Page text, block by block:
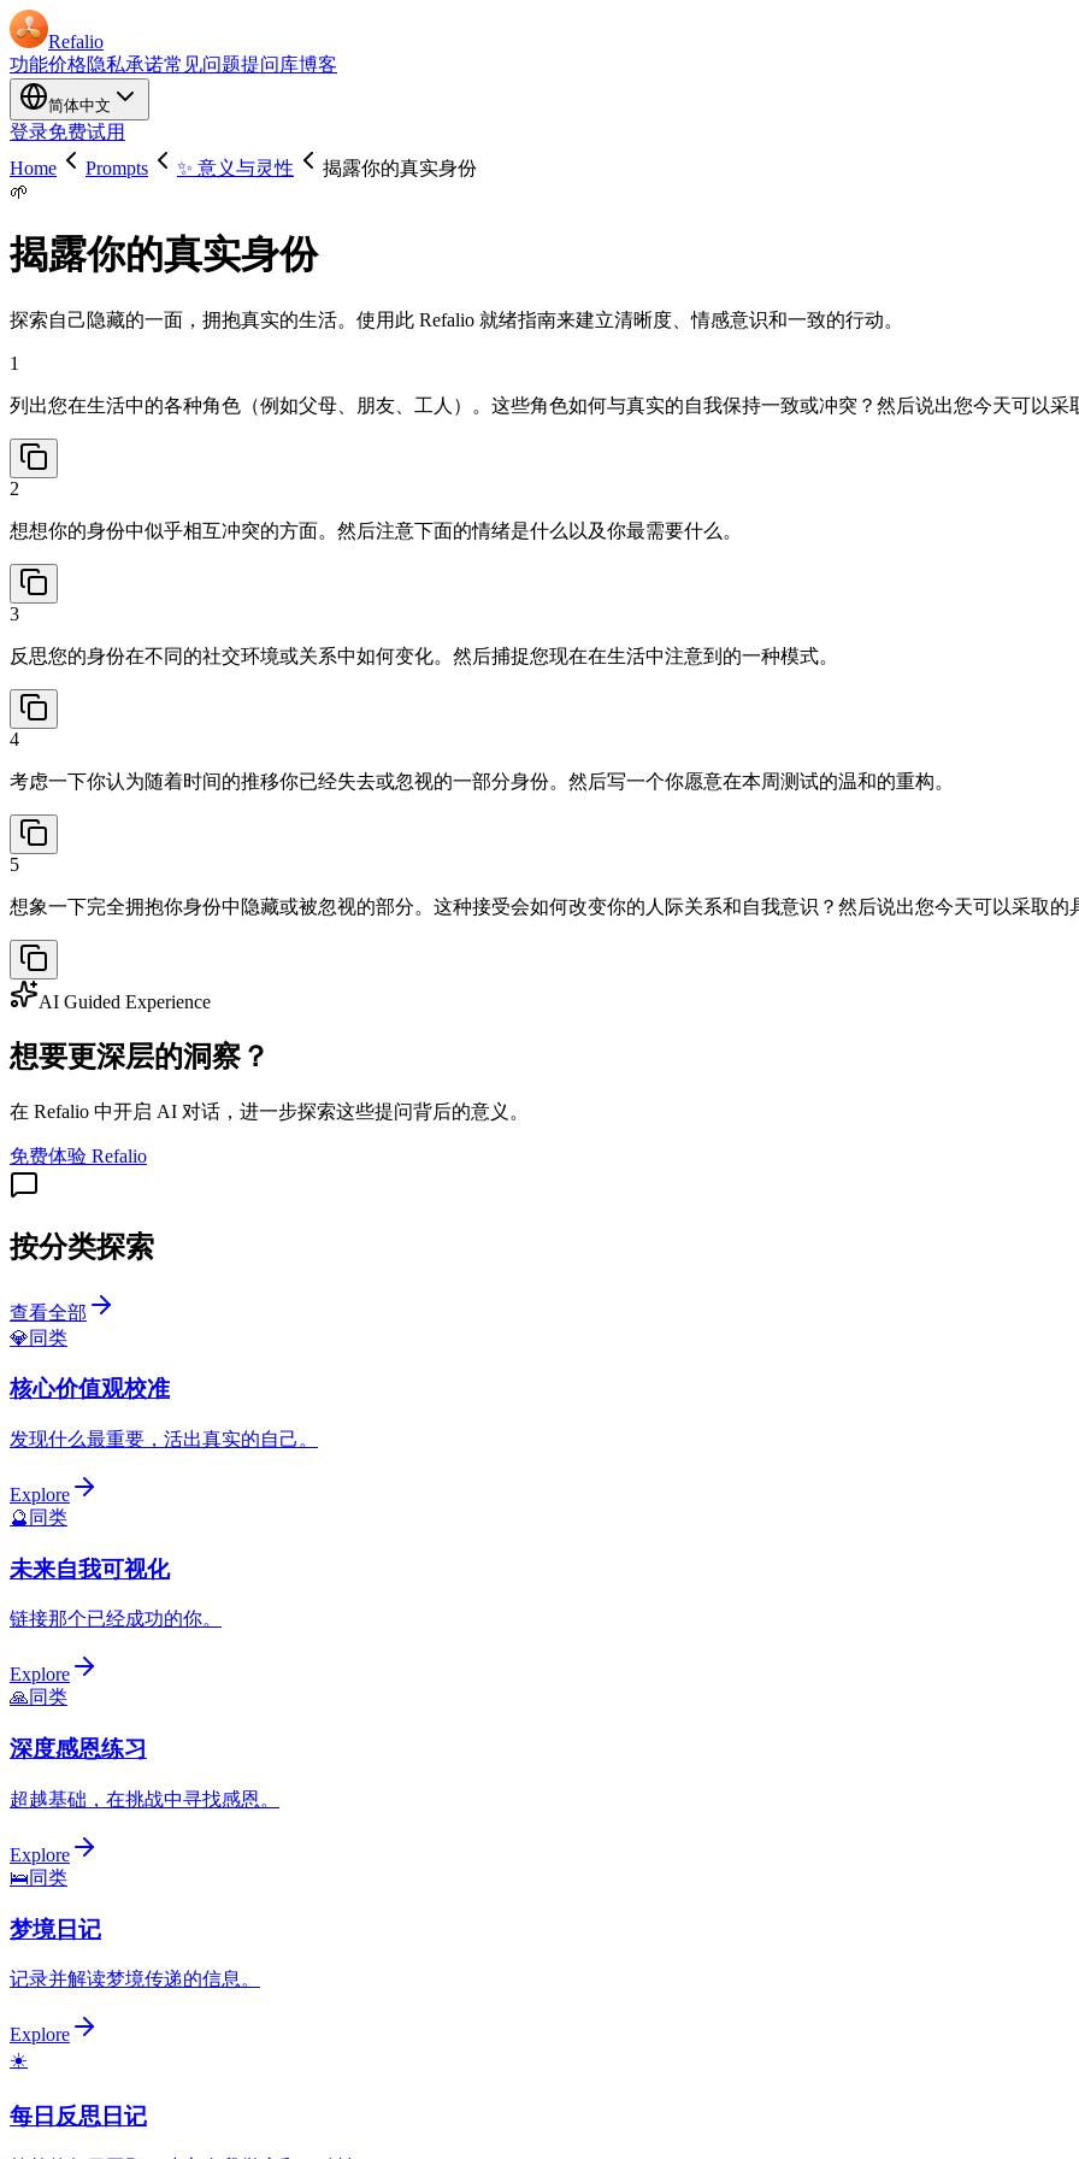
Refalio
功能价格隐私承诺常见问题提问库博客
简体中文
登录免费试用
Home
Prompts ✨ 意义与灵性
揭露你的真实身份
🌱
揭露你的真实身份
探索自己隐藏的一面，拥抱真实的生活。使用此 Refalio 就绪指南来建立清晰度、情感意识和一致的行动。
1
列出您在生活中的各种角色（例如父母、朋友、工人）。这些角色如何与真实的自我保持一致或冲突？然后说出您今天可以采
2
想想你的身份中似乎相互冲突的方面。然后注意下面的情绪是什么以及你最需要什么。
3
反思您的身份在不同的社交环境或关系中如何变化。然后捕捉您现在在生活中注意到的一种模式。
4
考虑一下你认为随着时间的推移你已经失去或忽视的一部分身份。然后写一个你愿意在本周测试的温和的重构。
5
想象一下完全拥抱你身份中隐藏或被忽视的部分。这种接受会如何改变你的人际关系和自我意识？然后说出您今天可以采取的
AI Guided Experience
想要更深层的洞察？
在 Refalio 中开启 AI 对话，进一步探索这些提问背后的意义。
免费体验 Refalio
按分类探索
查看全部
💎同类
核心价值观校准
发现什么最重要，活出真实的自己。
Explore
🔮 同类
未来自我可视化
链接那个已经成功的你。
Explore
🙏同类
深度感恩练习
超越基础，在挑战中寻找感恩。
Explore
🛌同类
梦境日记
记录并解读梦境传递的信息。
Explore
☀️
每日反思日记